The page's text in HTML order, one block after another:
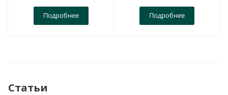
Подробнее Подробнее
Статьи